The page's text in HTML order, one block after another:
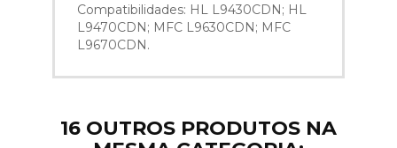
Compatibilidades: HL L9430CDN; HL
L9470CDN; MFC L9630CDN; MFC
L9670CDN.
16 OUTROS PRODUTOS NA